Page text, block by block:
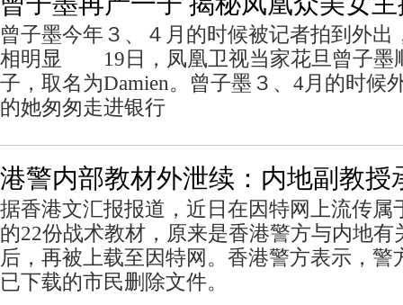
曾子墨今年３、４月的时候被记者拍到外出
相明显 19日，凤凰卫视当家花旦曾子墨
子，取名为Damien。曾子墨３、4月的时候
的她匆匆走进银行
港警内部教材外泄续：内地副教授
据香港文汇报报道，近日在因特网上流传属
的22份战术教材，原来是香港警方与内地有
后，再被上载至因特网。香港警方表示，警
已下载的市民删除文件。